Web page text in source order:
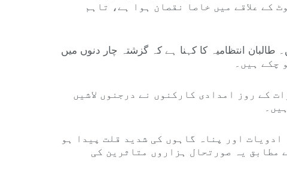
کوٹ کے علاقے میں خاصا نقصان ہوا ہے، تاہم
انتظامیہ کا کہنا ہے کہ گزشتہ چار دنوں میں
کے روز امدادی کارکنوں نے درجنوں لاشیں
اور پناہ گاہوں کی شدید قلت پیدا ہو
مطابق یہ صورتحال ہزاروں متاثرین کی